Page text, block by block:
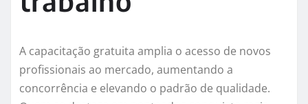
A capacitação gratuita amplia o acesso de novos
profissionais ao mercado, aumentando a
concorrência e elevando o padrão de qualidade.